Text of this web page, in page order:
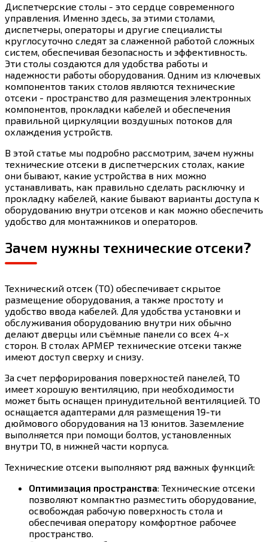
Диспетчерские столы - это сердце современного
управления. Именно здесь, за этими столами,
диспетчеры, операторы и другие специалисты
круглосуточно следят за слаженной работой сложных
систем, обеспечивая безопасность и эффективность.
Эти столы создаются для удобства работы и
надежности работы оборудования. Одним из ключевых
компонентов таких столов являются технические
отсеки - пространство для размещения электронных
компонентов, прокладки кабелей и обеспечения
правильной циркуляции воздушных потоков для
охлаждения устройств.
В этой статье мы подробно рассмотрим, зачем нужны
технические отсеки в диспетчерских столах, какие
они бывают, какие устройства в них можно
устанавливать, как правильно сделать расключку и
прокладку кабелей, какие бывают варианты доступа к
оборудованию внутри отсеков и как можно обеспечить
удобство для монтажников и операторов.
Зачем нужны технические отсеки?
Технический отсек (ТО) обеспечивает скрытое
размещение оборудования, а также простоту и
удобство ввода кабелей. Для удобства установки и
обслуживания оборудованию внутри них обычно
делают дверцы или съёмные панели со всех 4-х
сторон. В столах АРМЕР технические отсеки также
имеют доступ сверху и снизу.
За счет перфорирования поверхностей панелей, ТО
имеет хорошую вентиляцию, при необходимости
может быть оснащен принудительной вентиляцией. ТО
оснащается адаптерами для размещения 19-ти
дюймового оборудования на 13 юнитов. Заземление
выполняется при помощи болтов, установленных
внутри ТО, в нижней части корпуса.
Технические отсеки выполняют ряд важных функций:
Оптимизация пространства: Технические отсеки
позволяют компактно разместить оборудование,
освобождая рабочую поверхность стола и
обеспечивая оператору комфортное рабочее
пространство.